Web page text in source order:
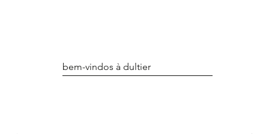
bem-vindos à dultier